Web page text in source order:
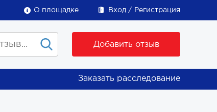
О площадке Вход Регистрация
Добавить отзыв
Заказать расследование